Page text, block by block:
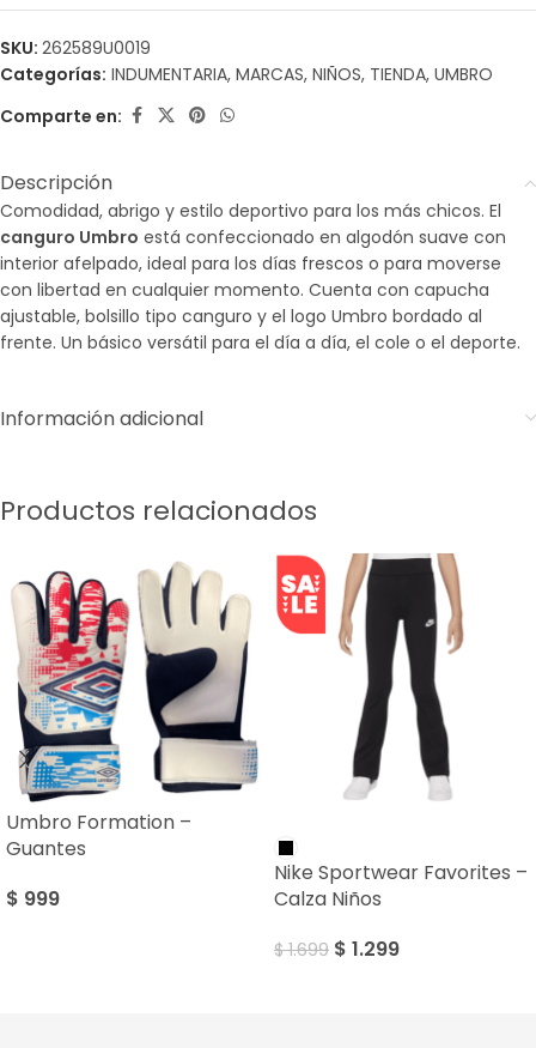
SKU: 262589U0019
Categorías: INDUMENTARIA, MARCAS, NIÑOS, TIENDA, UMBRO
Comparte en:
Descripción
Comodidad, abrigo y estilo deportivo para los más chicos. El
canguro Umbro está confeccionado en algodón suave con
interior afelpado, ideal para los días frescos o para moverse
con libertad en cualquier momento. Cuenta con capucha
ajustable, bolsillo tipo canguro y el logo Umbro bordado al
frente. Un básico versátil para el día a día, el cole o el deporte.
Información adicional
Productos relacionados
Umbro Formation –
Guantes
$ 999
Nike Sportwear Favorites –
Calza Niños
$1.699 $ 1.299